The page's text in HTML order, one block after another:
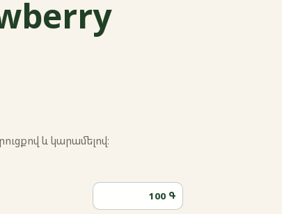
և կարամելով։
Գ